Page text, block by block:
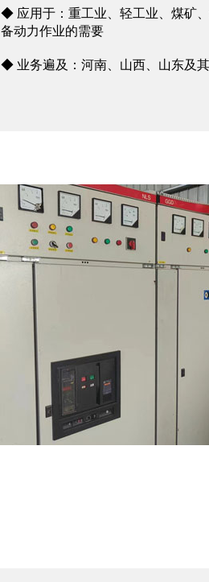
◆ 应用于：重工业、轻工业、煤矿
备动力作业的需要
◆ 业务遍及：河南、山西、山东及